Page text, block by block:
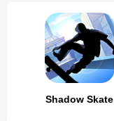
Shadow Skate